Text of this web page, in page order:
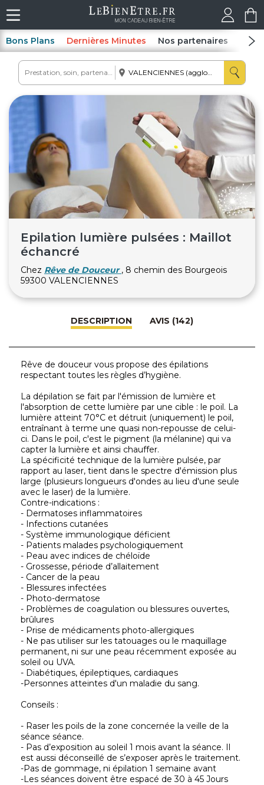
Bons Plans Dernières Minutes Nos partenaires Spas
Epilation lumière pulsées : Maillot
échancré
Chez Rêve de Douceur , 8 chemin des Bourgeois
59300 VALENCIENNES
DESCRIPTION AVIS (142)
Rêve de douceur vous propose des épilations
respectant toutes les règles d’hygiène.
La dépilation se fait par l'émission de lumière et
l'absorption de cette lumière par une cible : le poil. La
lumière atteint 70°C et détruit (uniquement) le poil,
entraînant à terme une quasi non-repousse de celui-
ci. Dans le poil, c'est le pigment (la mélanine) qui va
capter la lumière et ainsi chauffer.
La spécificité technique de la lumière pulsée, par
rapport au laser, tient dans le spectre d'émission plus
large (plusieurs longueurs d'ondes au lieu d'une seule
avec le laser) de la lumière.
Contre-indications :
- Dermatoses inflammatoires
- Infections cutanées
- Système immunologique déficient
- Patients malades psychologiquement
- Peau avec indices de chéloïde
- Grossesse, période d’allaitement
- Cancer de la peau
- Blessures infectées
- Photo-dermatose
- Problèmes de coagulation ou blessures ouvertes,
brûlures
- Prise de médicaments photo-allergiques
- Ne pas utiliser sur les tatouages ou le maquillage
permanent, ni sur une peau récemment exposée au
soleil ou UVA.
- Diabétiques, épileptiques, cardiaques
-Personnes atteintes d'un maladie du sang.
Conseils :
- Raser les poils de la zone concernée la veille de la
séance séance.
- Pas d’exposition au soleil 1 mois avant la séance. Il
est aussi déconseillé de s’exposer après le traitement.
-Pas de gommage, ni épilation 1 semaine avant
-Les séances doivent être espacé de 30 à 45 Jours